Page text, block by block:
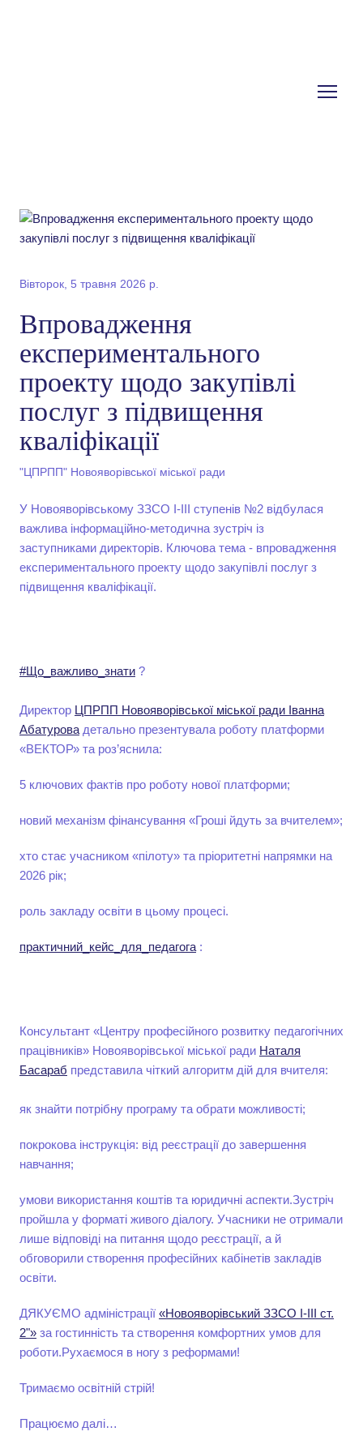
Вівторок, 5 травня 2026 р.
Впровадження
експериментального
проекту щодо закупівлі
послуг з підвищення
кваліфікації
"ЦПРПП" Новояворівської міської ради
У Новояворівському ЗЗСО І-ІІІ ступенів №2 відбулася
важлива інформаційно-методична зустріч із
заступниками директорів. Ключова тема - впровадження
експериментального проекту щодо закупівлі послуг з
підвищення кваліфікації.
#Що_важливо_знати ?
Директор ЦПРПП Новояворівської міської ради Іванна
Абатурова детально презентувала роботу платформи
«ВЕКТОР» та роз’яснила:
5 ключових фактів про роботу нової платформи;
новий механізм фінансування «Гроші йдуть за вчителем»;
хто стає учасником «пілоту» та пріоритетні напрямки на
2026 рік;
роль закладу освіти в цьому процесі.
практичний_кейс_для_педагога :
Консультант «Центру професійного розвитку педагогічних
працівників» Новояворівської міської ради Наталя
Басараб представила чіткий алгоритм дій для вчителя:
як знайти потрібну програму та обрати можливості;
покрокова інструкція: від реєстрації до завершення
навчання;
умови використання коштів та юридичні аспекти.Зустріч
пройшла у форматі живого діалогу. Учасники не отримали
лише відповіді на питання щодо реєстрації, а й
обговорили створення професійних кабінетів закладів
освіти.
ДЯКУЄМО адміністрації «Новояворівський ЗЗСО І-ІІІ ст.
2"» за гостинність та створення комфортних умов для
роботи.Рухаємося в ногу з реформами!
Тримаємо освітній стрій!
Працюємо далі…